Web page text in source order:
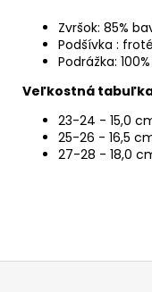
Zvršok: 85%
Podšívka : froté
Podrážka:
Veľkostná
23-24 - 15,0
25-26 - 16,5
27-28 - 18,0
Z